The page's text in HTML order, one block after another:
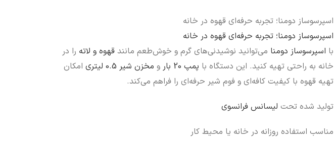
اسپرسوساز دومنا؛ تجربه حرفه‌ای قهوه در خانه
اسپرسوساز دومنا؛ تجربه حرفه‌ای قهوه در خانه
با اسپرسوساز دومنا می‌توانید نوشیدنی‌های گرم و خوش‌طعم مانند قهوه و لاته را در
خانه به راحتی تهیه کنید. این دستگاه با پمپ 20 بار و مخزن شیر 0.5 لیتری
امکان
تهیه قهوه با کیفیت کافه‌ای و فوم شیر حرفه‌ای را فراهم می‌کند.
تولید شده تحت لیسانس فرانسوی
مناسب استفاده روزانه در خانه یا محیط کار